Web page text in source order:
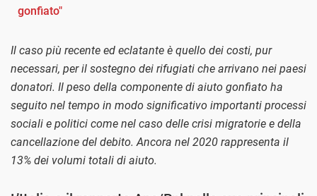
gonfiato"
Il caso più recente ed eclatante è quello dei costi, pur
necessari, per il sostegno dei rifugiati che arrivano nei paesi
donatori. Il peso della componente di aiuto gonfiato ha
seguito nel tempo in modo significativo importanti processi
sociali e politici come nel caso delle crisi migratorie e della
cancellazione del debito. Ancora nel 2020 rappresenta il
13% dei volumi totali di aiuto.